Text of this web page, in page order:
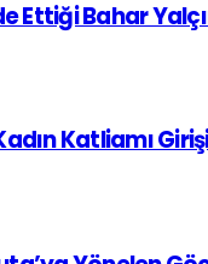
Ettiği Bahar
Katliamı